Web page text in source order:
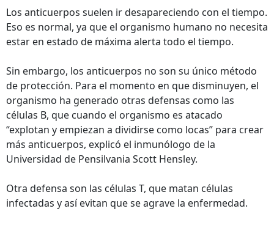
Los anticuerpos suelen ir desapareciendo con el tiempo.
Eso es normal, ya que el organismo humano no necesita
estar en estado de máxima alerta todo el tiempo.
Sin embargo, los anticuerpos no son su único método
de protección. Para el momento en que disminuyen, el
organismo ha generado otras defensas como las
células B, que cuando el organismo es atacado
“explotan y empiezan a dividirse como locas” para crear
más anticuerpos, explicó el inmunólogo de la
Universidad de Pensilvania Scott Hensley.
Otra defensa son las células T, que matan células
infectadas y así evitan que se agrave la enfermedad.